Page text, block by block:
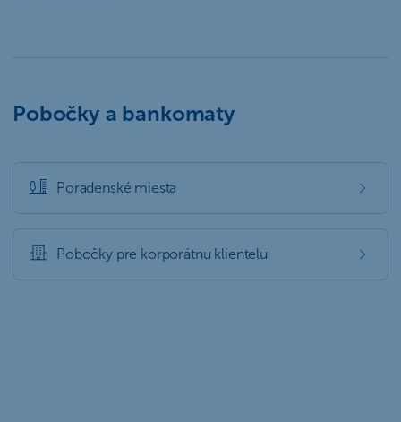
Pobočky a bankomaty
Poradenské miesta
Pobočky pre korporátnu klientelu